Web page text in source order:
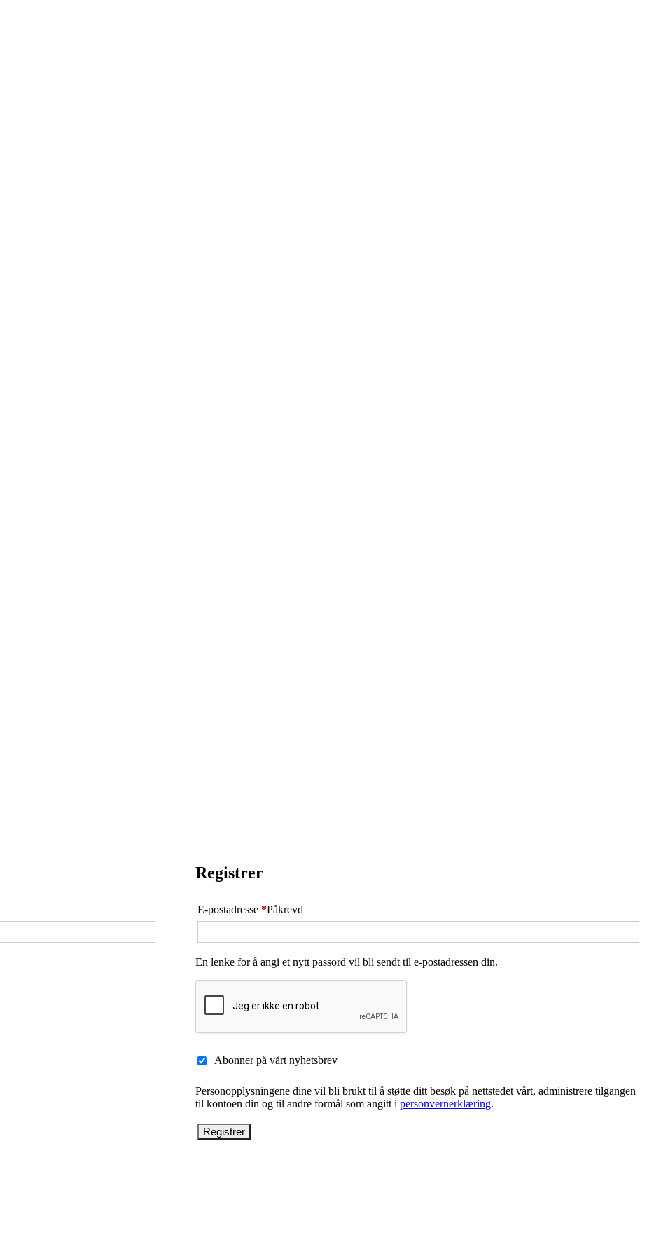
Registrer
E-postadresse *Påkrevd
En lenke for å angi et nytt passord vil bli sendt til e-postadressen din.
Abonner på vårt nyhetsbrev
Personopplysningene dine vil bli brukt til å støtte ditt besøk på nettstedet vårt, administrere tilgangen
til kontoen din og til andre formål som angitt i personvernerklæring.
Registrer